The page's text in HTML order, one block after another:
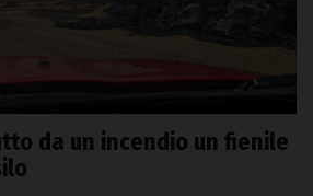
da un incendio un fienile